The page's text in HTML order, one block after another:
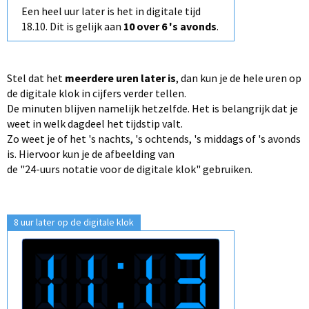
Een heel uur later is het in digitale tijd
18.10. Dit is gelijk aan 10 over 6 's avonds.
Stel dat het meerdere uren later is, dan kun je de hele uren op
de digitale klok in cijfers verder tellen.
De minuten blijven namelijk hetzelfde. Het is belangrijk dat je
weet in welk dagdeel het tijdstip valt.
Zo weet je of het 's nachts, 's ochtends, 's middags of 's avonds
is. Hiervoor kun je de afbeelding van
de "24-uurs notatie voor de digitale klok" gebruiken.
8 uur later op de digitale klok